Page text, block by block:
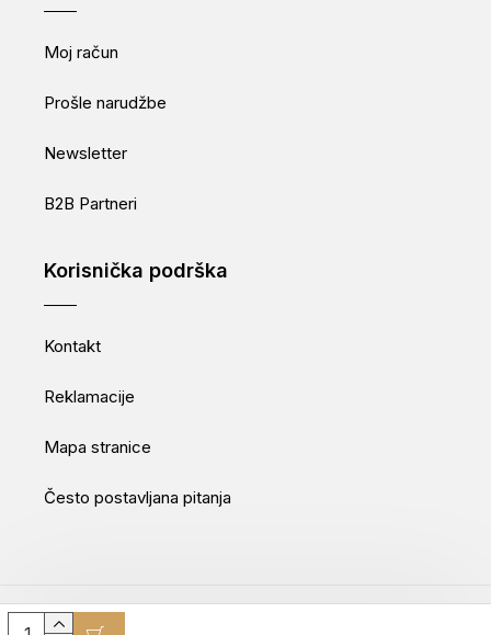
Moj račun
Prošle narudžbe
Newsletter
B2B Partneri
Korisnička podrška
Kontakt
Reklamacije
Mapa stranice
Često postavljana pitanja